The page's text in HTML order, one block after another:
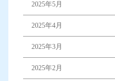
2025年5月
2025年4月
2025年3月
2025年2月